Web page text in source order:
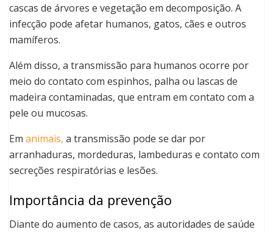
cascas de árvores e vegetação em decomposição. A
infecção pode afetar humanos, gatos, cães e outros
mamíferos.
Além disso, a transmissão para humanos ocorre por
meio do contato com espinhos, palha ou lascas de
madeira contaminadas, que entram em contato com a
pele ou mucosas.
Em animais, a transmissão pode se dar por
arranhaduras, mordeduras, lambeduras e contato com
secreções respiratórias e lesões.
Importância da prevenção
Diante do aumento de casos, as autoridades de saúde